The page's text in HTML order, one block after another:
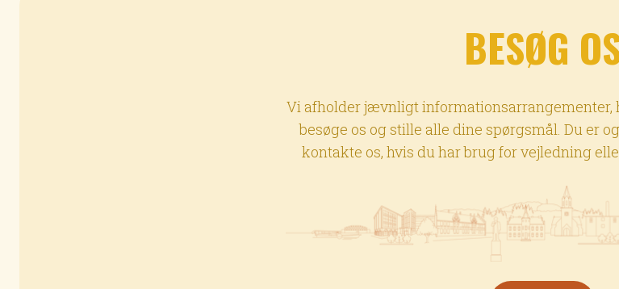
BESØG
Vi afholder jævnligt informationsarrangementer,
besøge os og stille alle dine spørgsmål. Du er
kontakte os, hvis du har brug for vejledning